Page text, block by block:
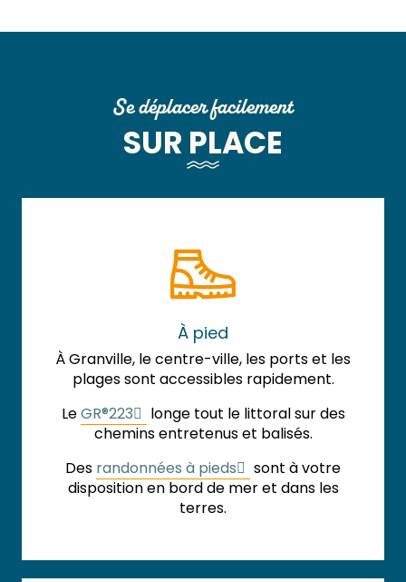
Se déplacer facilement
SUR PLACE
À pied
À Granville, le centre-ville, les ports et les
plages sont accessibles rapidement.
LeGR®223
longe tout le littoral sur des
chemins entretenus et balisés.
Des randonnées à pieds
sont à votre
disposition en bord de mer et dans les
terres.